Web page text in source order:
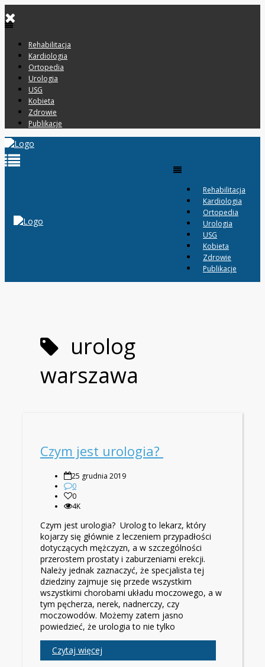
Rehabilitacja
Kardiologia
Ortopedia
Urologia
USG
Kobieta
Zdrowie
Publikacje
Rehabilitacja
Kardiologia
Ortopedia
Urologia
USG
Kobieta
Zdrowie
Publikacje
urolog
warszawa
Czym jest urologia?
25 grudnia 2019
0
0
4K
Czym jest urologia? Urolog to lekarz, który
kojarzy się głównie z leczeniem przypadłości
dotyczących mężczyzn, a w szczególności
przerostem prostaty i zaburzeniami erekcji.
Należy jednak zaznaczyć, że specjalista tej
dziedziny zajmuje się przede wszystkim
wszystkimi chorobami układu moczowego, a w
tym pęcherza, nerek, nadnerczy, czy
moczowodów. Możemy zatem jasno
powiedzieć, że urologia to nie tylko
Czytaj więcej